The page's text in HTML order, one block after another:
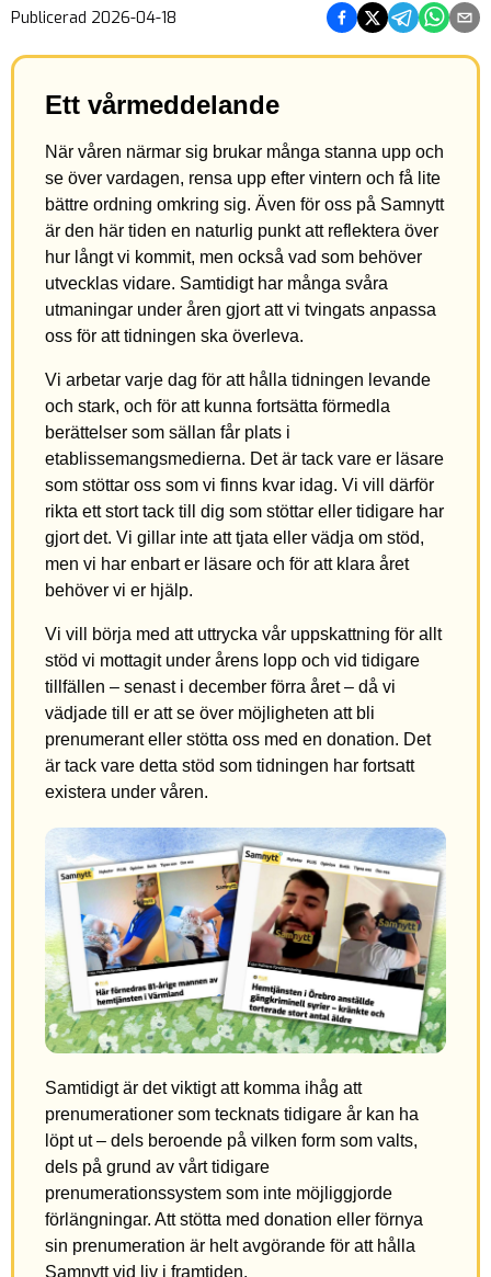
Publicerad 2026-04-18 Dela på Facebook
Dela på Twitter
Dela påDela på
Dela
Ett vårmeddelande
När våren närmar sig brukar många stanna upp och
se över vardagen, rensa upp efter vintern och få lite
bättre ordning omkring sig. Även för oss på Samnytt
är den här tiden en naturlig punkt att reflektera över
hur långt vi kommit, men också vad som behöver
utvecklas vidare. Samtidigt har många svåra
utmaningar under åren gjort att vi tvingats anpassa
oss för att tidningen ska överleva.
Vi arbetar varje dag för att hålla tidningen levande
och stark, och för att kunna fortsätta förmedla
berättelser som sällan får plats i
etablissemangsmedierna. Det är tack vare er läsare
som stöttar oss som vi finns kvar idag. Vi vill därför
rikta ett stort tack till dig som stöttar eller tidigare har
gjort det. Vi gillar inte att tjata eller vädja om stöd,
men vi har enbart er läsare och för att klara året
behöver vi er hjälp.
Vi vill börja med att uttrycka vår uppskattning för allt
stöd vi mottagit under årens lopp och vid tidigare
tillfällen – senast i december förra året – då vi
vädjade till er att se över möjligheten att bli
prenumerant eller stötta oss med en donation. Det
är tack vare detta stöd som tidningen har fortsatt
existera under våren.
Samtidigt är det viktigt att komma ihåg att
prenumerationer som tecknats tidigare år kan ha
löpt ut – dels beroende på vilken form som valts,
dels på grund av vårt tidigare
prenumerationssystem som inte möjliggjorde
förlängningar. Att stötta med donation eller förnya
sin prenumeration är helt avgörande för att hålla
Samnytt vid liv i framtiden.